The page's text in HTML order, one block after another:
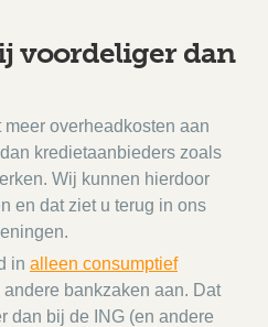
voordeliger dan
meer overheadkosten aan
kredietaanbieders zoals
Wij kunnen hierdoor
en dat ziet u terug in ons
in alleen consumptief
bankzaken aan. Dat
dan bij de ING (en andere